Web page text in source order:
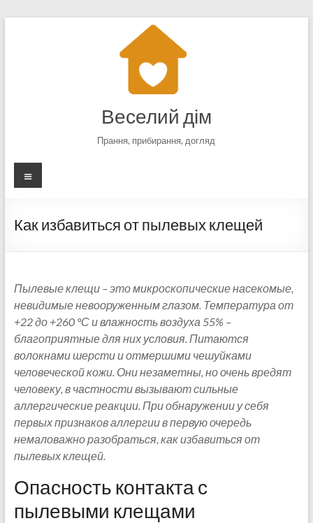
Веселий дім
Прання, прибирання, догляд
Меню
Как избавиться от пылевых клещей
Пылевые клещи – это микроскопические насекомые,
невидимые невооруженным глазом. Температура от
+22 до +260 °С и влажность воздуха 55% –
благоприятные для них условия. Питаются
волокнами шерсти и отмершими чешуйками
человеческой кожи. Они незаметны, но очень вредят
человеку, в частности вызывают сильные
аллергические реакции. При обнаружении у себя
первых признаков аллергии в первую очередь
немаловажно разобраться, как избавиться от
пылевых клещей.
Опасность контакта с
пылевыми клещами